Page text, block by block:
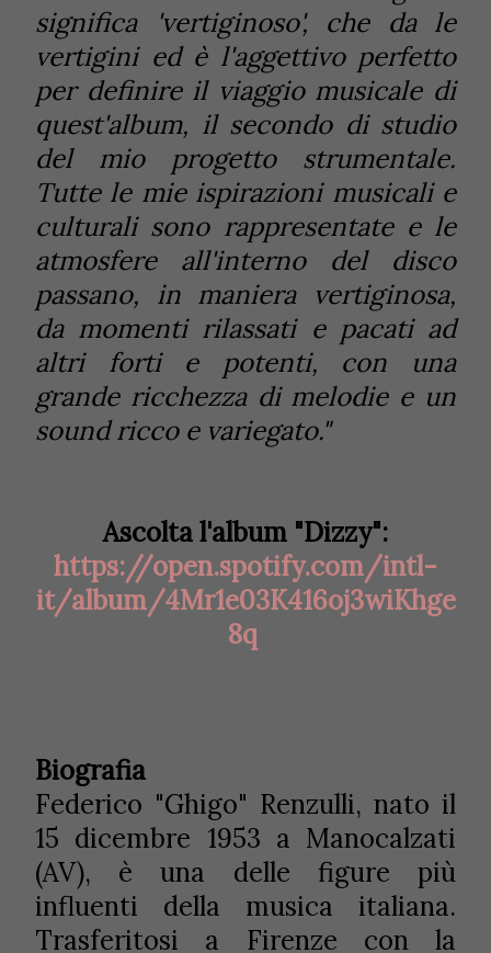
significa 'vertiginoso', che da le
vertigini ed è l'aggettivo perfetto
per definire il viaggio musicale di
quest'album, il secondo di studio
del mio progetto strumentale.
Tutte le mie ispirazioni musicali e
culturali sono rappresentate e le
atmosfere all'interno del disco
passano, in maniera vertiginosa,
da momenti rilassati e pacati ad
altri forti e potenti, con una
grande ricchezza di melodie e un
sound ricco e variegato."
Ascolta l'album "Dizzy":
https://open.spotify.com/intl-
it/album/4Mr1e03K416oj3wiKhge
8q
Biografia
Federico "Ghigo" Renzulli, nato il
15 dicembre 1953 a Manocalzati
(AV), è una delle figure più
influenti della musica italiana.
Trasferitosi a Firenze con la